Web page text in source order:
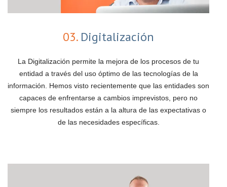
03.Digitalización
La Digitalización permite la mejora de los procesos de tu
entidad a través del uso óptimo de las tecnologías de la
información. Hemos visto recientemente que las entidades son
capaces de enfrentarse a cambios imprevistos, pero no
siempre los resultados están a la altura de las expectativas o
de las necesidades específicas.